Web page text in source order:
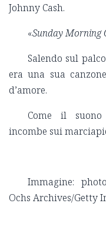
Johnny Cash.
«Sunday Morning
Salendo sul
era una sua
d’amore.
Come il
incombe sui
Immagine:
Ochs Archives/Getty